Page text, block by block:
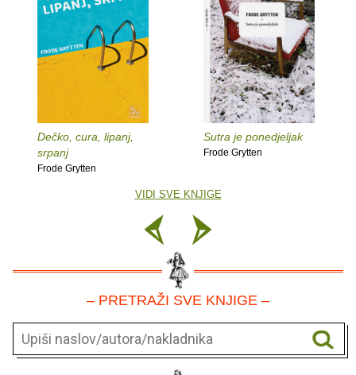
Dečko, cura, lipanj,
srpanj
Frode Grytten
Sutra je ponedjeljak
Frode Grytten
VIDI SVE KNJIGE
– PRETRAŽI SVE KNJIGE –